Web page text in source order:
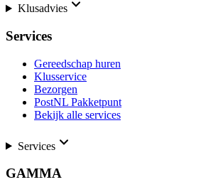
Klusadvies
Services
Gereedschap huren
Klusservice
Bezorgen
PostNL Pakketpunt
Bekijk alle services
Services
GAMMA